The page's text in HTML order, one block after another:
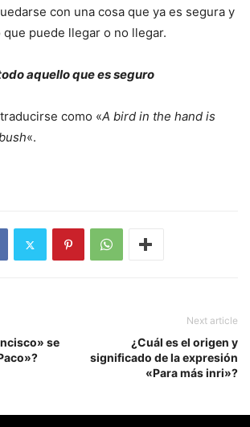
con una cosa que ya es segura y
que puede llegar o no llegar.
aquello que es seguro
como «A bird in the hand is
«.
se
Next article
¿Cuál es el origen y
significado de la expresión
«Para más inri»?